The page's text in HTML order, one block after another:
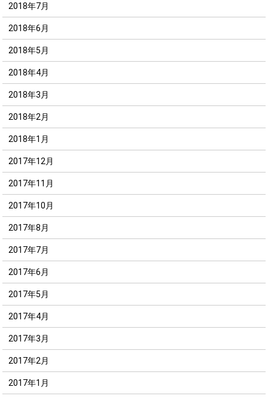
2018年7月
2018年6月
2018年5月
2018年4月
2018年3月
2018年2月
2018年1月
2017年12月
2017年11月
2017年10月
2017年8月
2017年7月
2017年6月
2017年5月
2017年4月
2017年3月
2017年2月
2017年1月